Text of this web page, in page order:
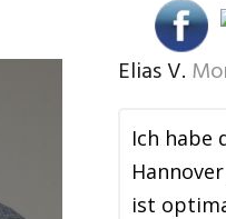
Elias V.
Ich habe
ist